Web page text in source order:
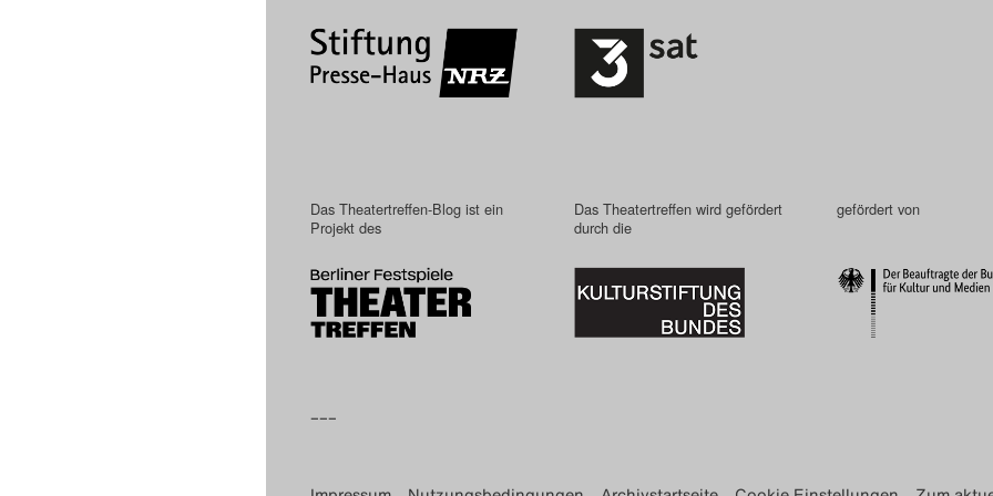
Das Theatertreffen-Blog ist ein
Projekt des
Das Theatertreffen wird gefördert
durch die
gefördert von
–––